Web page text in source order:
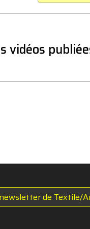
vidéos
de Textile/